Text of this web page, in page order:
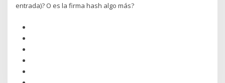
entrada)? O es la firma hash algo más?